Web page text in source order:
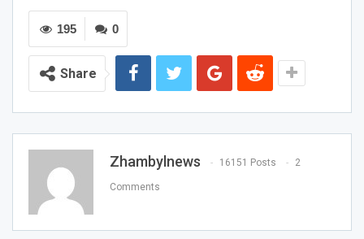
0
195
Share
Zhambylnews 16151 Posts 2
Comments